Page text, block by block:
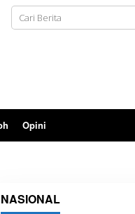
Opini
NASIONAL